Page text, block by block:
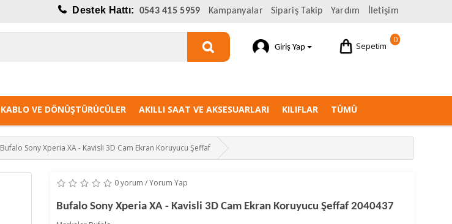
Destek Hattı: 0543 415 5959 Kampanyalar Sipariş Takip Yardım İletişim
0
Sepetim
Giriş Yap
KABLO VE DÖNÜŞTÜRÜCÜLER AKILLI SAAT VE AKSESUARLARI KILIFLAR TÜMÜ
Bufalo Sony Xperia XA - Kavisli 3D Cam Ekran Koruyucu Şeffaf
0 yorum /Yorum Yap
Bufalo Sony Xperia XA - Kavisli 3D Cam Ekran Koruyucu Şeffaf 2040437